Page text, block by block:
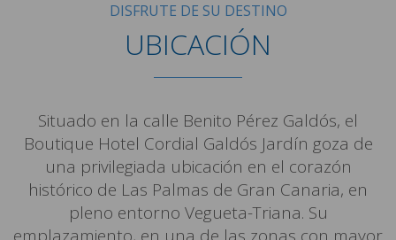
DISFRUTE DE SU DESTINO
UBICACIÓN
Situado en la calle Benito Pérez Galdós, el
Boutique Hotel Cordial Galdós Jardín goza de
una privilegiada ubicación en el corazón
histórico de Las Palmas de Gran Canaria, en
pleno entorno Vegueta-Triana. Su